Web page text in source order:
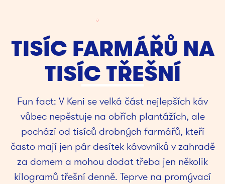
TISÍC FARMÁŘŮ NA
TISÍC TŘEŠNÍ
Fun fact: V Keni se velká část nejlepších káv
vůbec nepěstuje na obřích plantážích, ale
pochází od tisíců drobných farmářů, kteří
často mají jen pár desítek kávovníků v zahradě
za domem a mohou dodat třeba jen několik
kilogramů třešní denně. Teprve na promývací